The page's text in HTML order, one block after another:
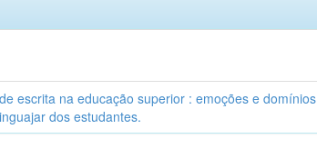
escrita na educação superior : emoções e domínios
dos estudantes.